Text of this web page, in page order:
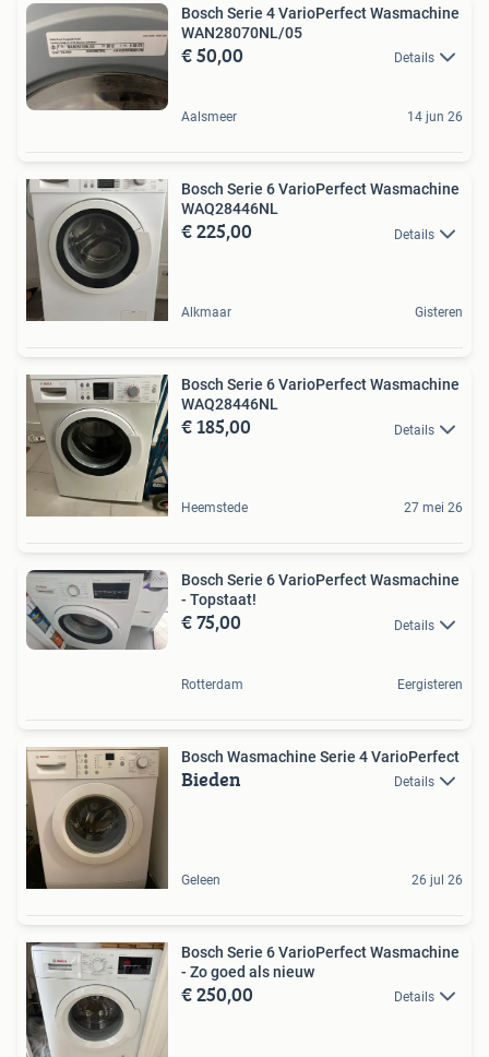
Bosch Serie 4 VarioPerfect Wasmachine
WAN28070NL/05
€ 50,00 Details
Aalsmeer 14 jun 26
Bosch Serie 6 VarioPerfect Wasmachine
WAQ28446NL
€ 225,00 Details
Alkmaar Gisteren
Bosch Serie 6 VarioPerfect Wasmachine
WAQ28446NL
€ 185,00 Details
Heemstede 27 mei 26
Bosch Serie 6 VarioPerfect Wasmachine
- Topstaat!
€ 75,00 Details
Rotterdam Eergisteren
Bosch Wasmachine Serie 4 VarioPerfect
Bieden Details
Geleen 26 jul 26
Bosch Serie 6 VarioPerfect Wasmachine
- Zo goed als nieuw
€ 250,00 Details